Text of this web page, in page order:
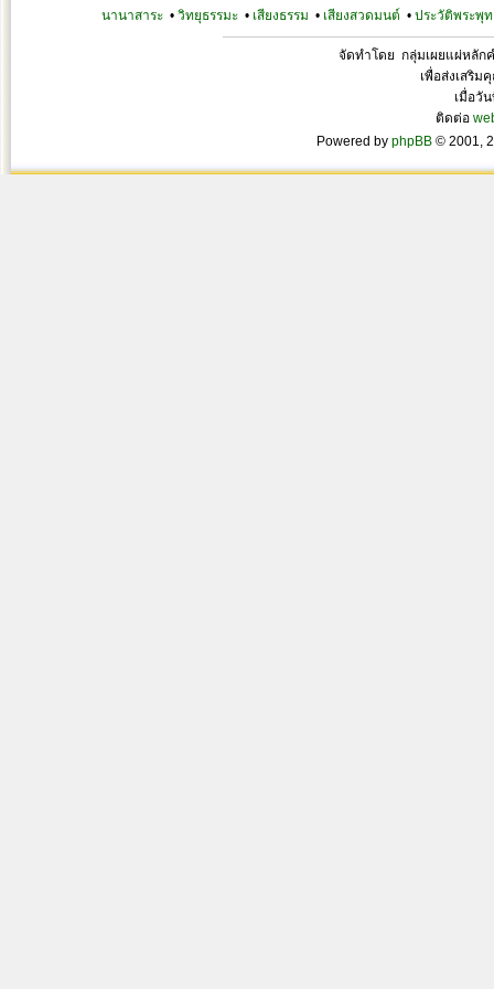
นานาสาระ• วิทยุธรรมะ• เสียงธรรม • เสียงสวดมนต์ • ประวัติพระพุท
จัดทำโดย กลุ่มเผยแผ่หลัก
เพื่อส่งเสริม
เมื่อวั
ติดต่อ
Powered by phpBB © 2001,